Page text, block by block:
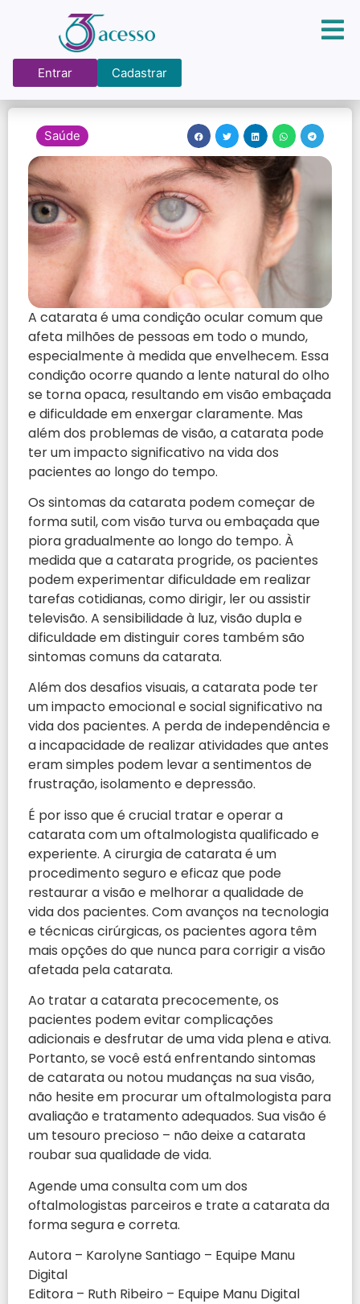
Entrar Cadastrar
Saúde
A catarata é uma condição ocular comum que
afeta milhões de pessoas em todo o mundo,
especialmente à medida que envelhecem. Essa
condição ocorre quando a lente natural do olho
se torna opaca, resultando em visão embaçada
e dificuldade em enxergar claramente. Mas
além dos problemas de visão, a catarata pode
ter um impacto significativo na vida dos
pacientes ao longo do tempo.
Os sintomas da catarata podem começar de
forma sutil, com visão turva ou embaçada que
piora gradualmente ao longo do tempo. À
medida que a catarata progride, os pacientes
podem experimentar dificuldade em realizar
tarefas cotidianas, como dirigir, ler ou assistir
televisão. A sensibilidade à luz, visão dupla e
dificuldade em distinguir cores também são
sintomas comuns da catarata.
Além dos desafios visuais, a catarata pode ter
um impacto emocional e social significativo na
vida dos pacientes. A perda de independência e
a incapacidade de realizar atividades que antes
eram simples podem levar a sentimentos de
frustração, isolamento e depressão.
É por isso que é crucial tratar e operar a
catarata com um oftalmologista qualificado e
experiente. A cirurgia de catarata é um
procedimento seguro e eficaz que pode
restaurar a visão e melhorar a qualidade de
vida dos pacientes. Com avanços na tecnologia
e técnicas cirúrgicas, os pacientes agora têm
mais opções do que nunca para corrigir a visão
afetada pela catarata.
Ao tratar a catarata precocemente, os
pacientes podem evitar complicações
adicionais e desfrutar de uma vida plena e ativa.
Portanto, se você está enfrentando sintomas
de catarata ou notou mudanças na sua visão,
não hesite em procurar um oftalmologista para
avaliação e tratamento adequados. Sua visão é
um tesouro precioso – não deixe a catarata
roubar sua qualidade de vida.
Agende uma consulta com um dos
oftalmologistas parceiros e trate a catarata da
forma segura e correta.
Autora – Karolyne Santiago – Equipe Manu
Digital
Editora – Ruth Ribeiro – Equipe Manu Digital